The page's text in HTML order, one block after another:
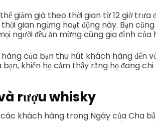
giảm giá theo thời gian từ 12 giờ trưa
gian ngừng hoạt động này. Bạn
người đều ăn mừng cùng gia đình của
của bạn thu hút khách hàng đến
khiến họ cảm thấy rằng họ đang
rượu whisky
khách hàng trong Ngày của Cha